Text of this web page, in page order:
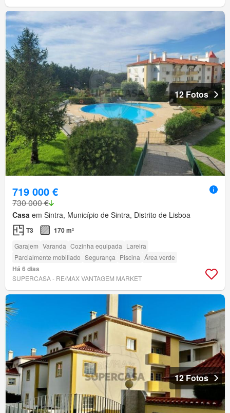
12 Fotos
719 000 €
730 000 €
Casa em Sintra, Município de Sintra, Distrito de Lisboa
T3 170 m²
Garajem Varanda Cozinha equipada Lareira
Parcialmente mobiliado Segurança Piscina Área verde
Há 6 dias
SUPERCASA - RE/MAX VANTAGEM MARKET
12 Fotos